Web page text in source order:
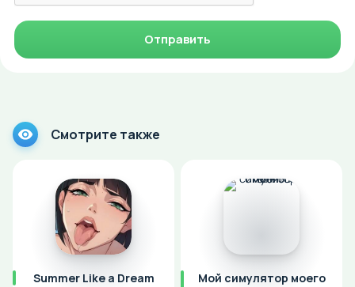
Отправить
Смотрите также
Summer Like a Dream
Мой симулятор моего